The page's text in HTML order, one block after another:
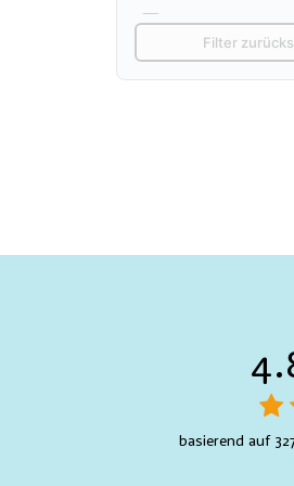
Bastelartikel
Filter
basierend auf